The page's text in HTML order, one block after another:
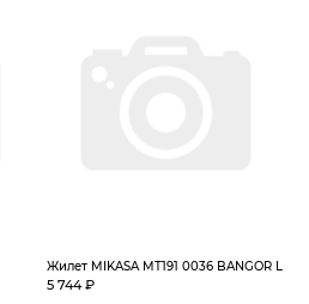
Жилет MIKASA MT191 0036 BANGOR L
5 744 ₽